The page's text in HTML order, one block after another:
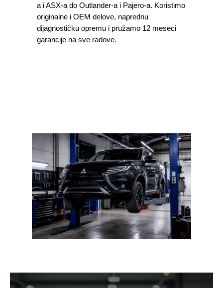
a i ASX-a do Outlander-a i Pajero-a. Koristimo
originalne i OEM delove, naprednu
dijagnostičku opremu i pružamo 12 meseci
garancije na sve radove.